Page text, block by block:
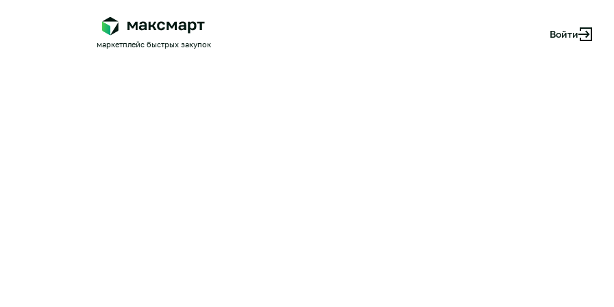
маркетплейс быстрых закупок
Войти